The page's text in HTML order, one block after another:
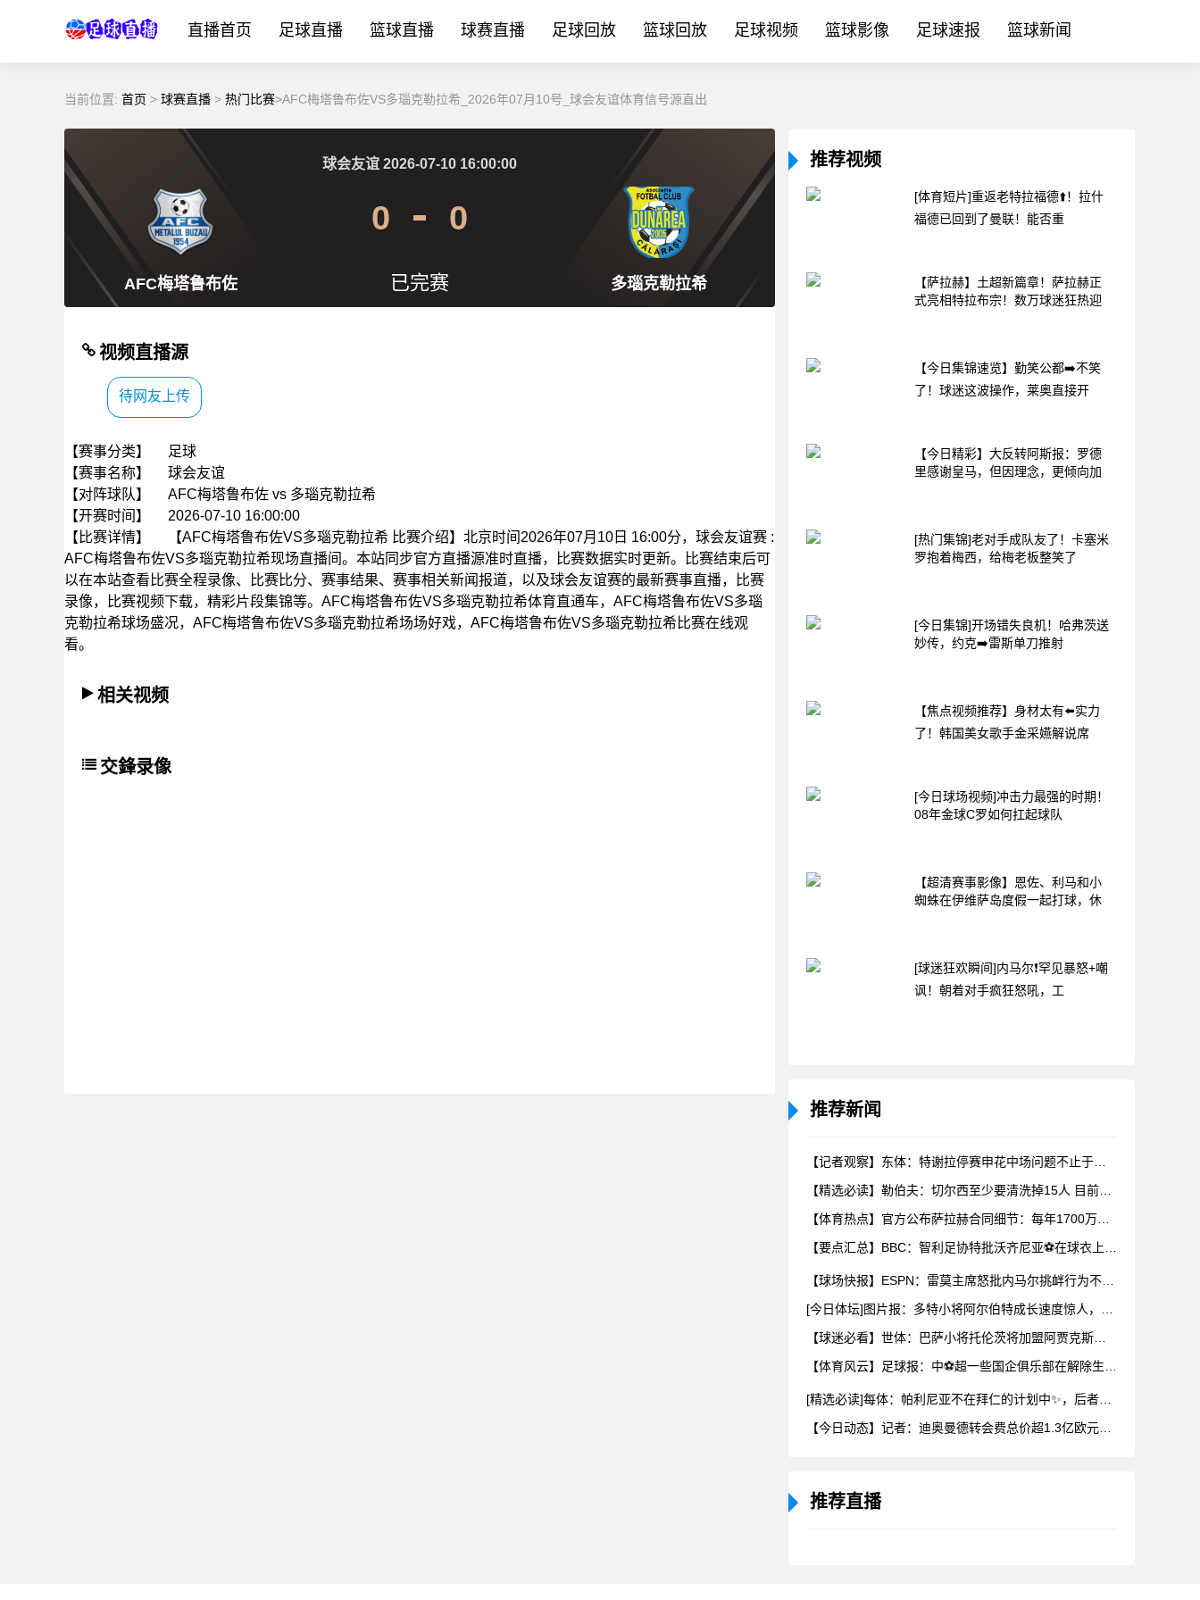
直播首页 足球直播 篮球直播 球赛直播 足球回放 篮球回放 足球视频 篮球影像 足球速报 篮球新闻
当前位置: 首页 > 球赛直播 > 热门比赛>AFC梅塔鲁布佐VS多瑙克勒拉希_2026年07月10号_球会友谊体育信号源直出
AFC梅塔鲁布佐 多瑙克勒拉希
球会友谊 2026-07-10 16:00:00
0 0
已完赛
视频直播源
待网友上传
【赛事分类】
足球
【赛事名称】
球会友谊
【对阵球队】
AFC梅塔鲁布佐 vs 多瑙克勒拉希
【开赛时间】
2026-07-10 16:00:00
【比赛详情】
【AFC梅塔鲁布佐VS多瑙克勒拉希 比赛介绍】北京时间2026年07月10日 16:00分，球会友谊赛 :
AFC梅塔鲁布佐VS多瑙克勒拉希现场直播间。本站同步官方直播源准时直播，比赛数据实时更新。比赛结束后可
以在本站查看比赛全程录像、比赛比分、赛事结果、赛事相关新闻报道，以及球会友谊赛的最新赛事直播，比赛
录像，比赛视频下载，精彩片段集锦等。AFC梅塔鲁布佐VS多瑙克勒拉希体育直通车，AFC梅塔鲁布佐VS多瑙
克勒拉希球场盛况，AFC梅塔鲁布佐VS多瑙克勒拉希场场好戏，AFC梅塔鲁布佐VS多瑙克勒拉希比赛在线观
看。
相关视频
交鋒录像
推荐视频
[体育短片]重返老特拉福德⬆️！拉什
福德已回到了曼联！能否重
【萨拉赫】土超新篇章！萨拉赫正
式亮相特拉布宗！数万球迷狂热迎
【今日集锦速览】勤笑公都➡️不笑
了！球迷这波操作，莱奥直接开
【今日精彩】大反转阿斯报：罗德
里感谢皇马，但因理念，更倾向加
[热门集锦]老对手成队友了！卡塞米
罗抱着梅西，给梅老板整笑了
[今日集锦]开场错失良机！哈弗茨送
妙传，约克➡️雷斯单刀推射
【焦点视频推荐】身材太有⬅️实力
了！韩国美女歌手金采嬿解说席
[今日球场视频]冲击力最强的时期！
08年金球C罗如何扛起球队
【超清赛事影像】恩佐、利马和小
蜘蛛在伊维萨岛度假一起打球，休
[球迷狂欢瞬间]内马尔❗罕见暴怒+嘲
讽！朝着对手疯狂怒吼，工
推荐新闻
推荐直播